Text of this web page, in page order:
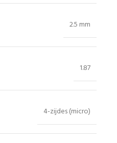
2.5 mm
1.87
4-zijdes (micro)